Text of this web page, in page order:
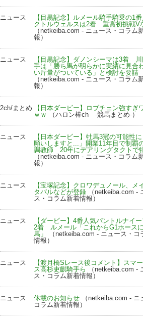
ニュース
【目黒記念】ルメール騎手騎乗の1
クトルウェルスは2着 重賞初挑戦V
（netkeiba.com - ニュース・コラム
報）
ニュース
【目黒記念】ダノンシーマは3着
手は「勝ち馬が明らかに実績に見合
い斤量がついている」と検討を要請
（netkeiba.com - ニュース・コラム
報）
2ch/まとめ
【日本ダービー】ロブチェン強すぎ
ｗｗ
（ハロン棒ch -競馬まとめ-）
ニュース
【日本ダービー】牡馬3冠の可能性
願いしますと...」開業11年目で制覇
調教師 20年にデアリングタクトで
（netkeiba.com - ニュース・コラム
報）
ニュース
【宝塚記念】クロワデュノール、メ
タバルなどが登録 （netkeiba.com -
ス・コラム新着情報）
ニュース
【ダービー】4番人気パントルナイ
2着 ルメール「これからG1ホース
馬」
（netkeiba.com - ニュース・コ
情報）
ニュース
【渡月橋Sレース後コメント】スマ
ス高杉吏麒騎手ら
（netkeiba.com -
ス・コラム新着情報）
ニュース 休載のお知らせ （netkeiba.com - ニ
コラム新着情報）